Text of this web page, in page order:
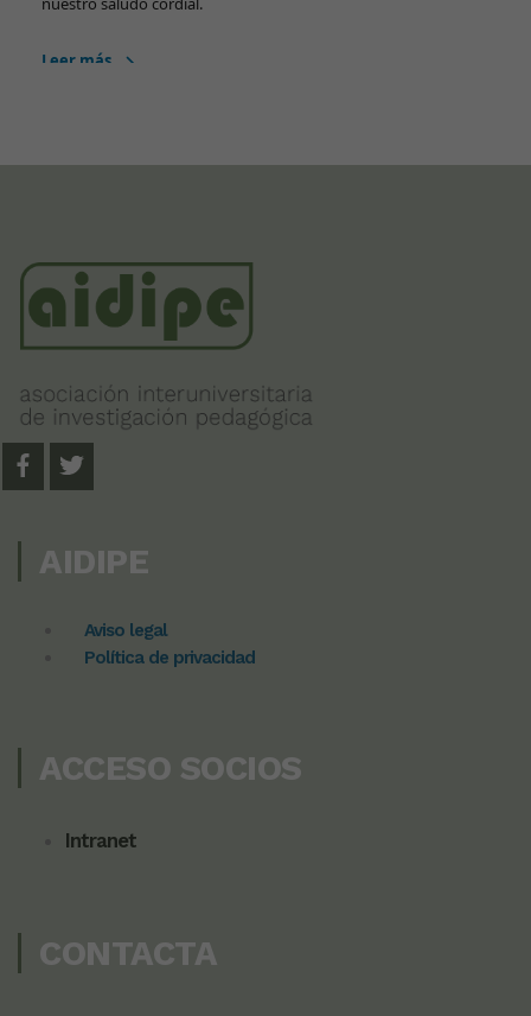
AIDIPE
Aviso legal
Política de privacidad
ACCESO SOCIOS
Intranet
CONTACTA